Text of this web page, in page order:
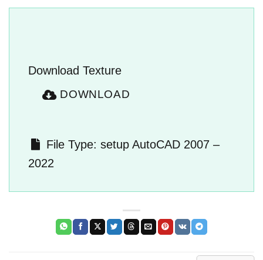
Download Texture
DOWNLOAD
File Type: setup AutoCAD 2007 –
2022